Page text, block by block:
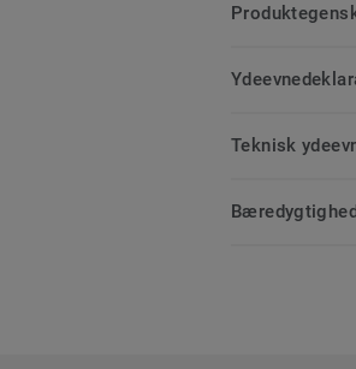
Teknisk